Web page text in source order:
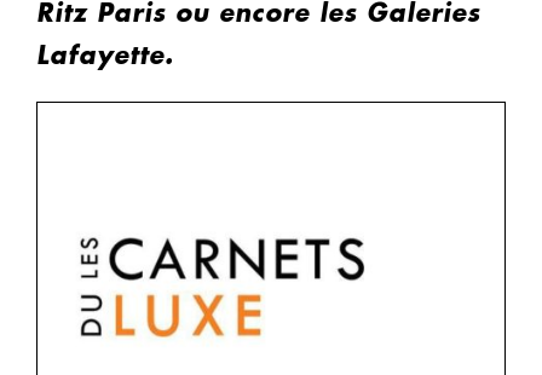
Ritz Paris ou encore les Galeries
Lafayette.